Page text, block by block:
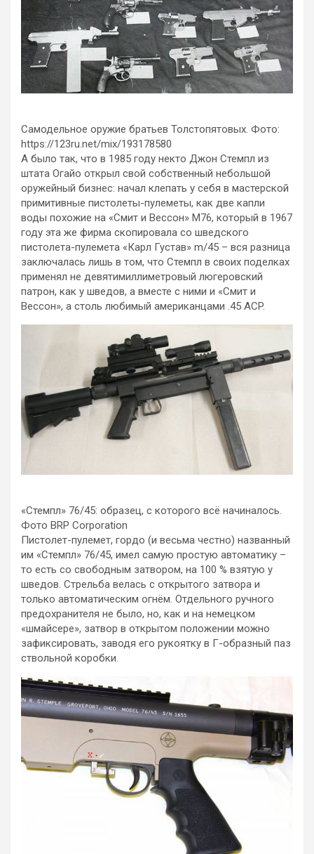
Самодельное оружие братьев Толстопятовых. Фото:
https://123ru.net/mix/193178580
А было так, что в 1985 году некто Джон Стемпл из
штата Огайо открыл свой собственный небольшой
оружейный бизнес: начал клепать у себя в мастерской
примитивные пистолеты-пулеметы, как две капли
воды похожие на «Смит и Вессон» M76, который в 1967
году эта же фирма скопировала со шведского
пистолета-пулемета «Карл Густав» m/45 – вся разница
заключалась лишь в том, что Стемпл в своих поделках
применял не девятимиллиметровый люгеровский
патрон, как у шведов, а вместе с ними и «Смит и
Вессон», а столь любимый американцами .45 ACP.
«Стемпл» 76/45: образец, с которого всё начиналось.
Фото BRP Corporation
Пистолет-пулемет, гордо (и весьма честно) названный
им «Стемпл» 76/45, имел самую простую автоматику –
то есть со свободным затвором, на 100 % взятую у
шведов. Стрельба велась с открытого затвора и
только автоматическим огнём. Отдельного ручного
предохранителя не было, но, как и на немецком
«шмайсере», затвор в открытом положении можно
зафиксировать, заводя его рукоятку в Г-образный паз
ствольной коробки.